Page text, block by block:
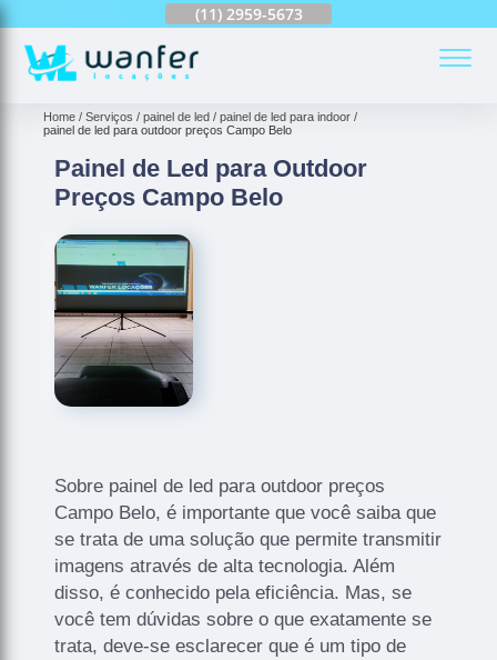
(11) 2959-5673
Home Serviços painel de led
painel de led para indoor
painel de led para outdoor preços Campo Belo
Painel de Led para Outdoor
Preços Campo Belo
Sobre painel de led para outdoor preços
Campo Belo, é importante que você saiba que
se trata de uma solução que permite transmitir
imagens através de alta tecnologia. Além
disso, é conhecido pela eficiência. Mas, se
você tem dúvidas sobre o que exatamente se
trata, deve-se esclarecer que é um tipo de